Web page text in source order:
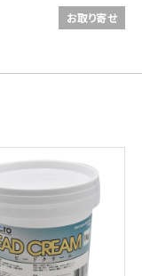
お取り寄せ